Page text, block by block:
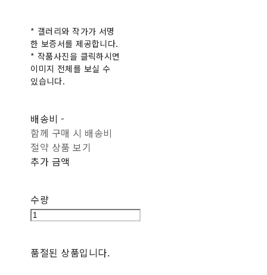
* 갤러리와 작가가 서명
한 보증서를 제공합니다.
* 작품사진을 클릭하시면
이미지 전체를 보실 수
있습니다.
배송비-
함께 구매 시 배송비
절약 상품 보기
추가 금액
수량
품절된 상품입니다.